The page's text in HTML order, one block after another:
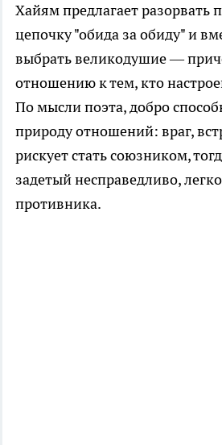
Хайям предлагает разорвать
цепочку "обида за обиду" и
выбрать великодушие —
отношению к тем, кто
По мысли поэта, добро
природу отношений: враг,
рискует стать союзником,
задетый несправедливо,
противника.